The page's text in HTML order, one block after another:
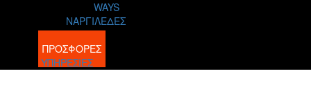
WAYS
ΝΑΡΓΙΛΕΔΕΣ
BLOG
ΠΡΟΣΦΟΡΕΣ
ΥΠΗΡΕΣΙΕΣ